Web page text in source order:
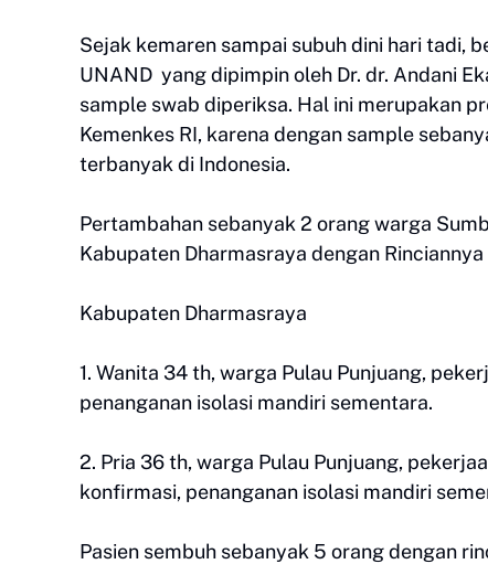
Sejak kemaren sampai subuh dini hari tadi,
UNAND yang dipimpin oleh Dr. dr. Andani
sample swab diperiksa. Hal ini merupakan
Kemenkes RI, karena dengan sample
terbanyak di Indonesia.
Pertambahan sebanyak 2 orang warga
Kabupaten Dharmasraya dengan
Kabupaten Dharmasraya
1. Wanita 34 th, warga Pulau Punjuang,
penanganan isolasi mandiri sementara.
2. Pria 36 th, warga Pulau Punjuang,
konfirmasi, penanganan isolasi mandiri
Pasien sembuh sebanyak 5 orang dengan